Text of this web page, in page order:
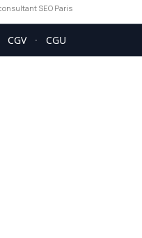
SEO Paris
CGV · CGU